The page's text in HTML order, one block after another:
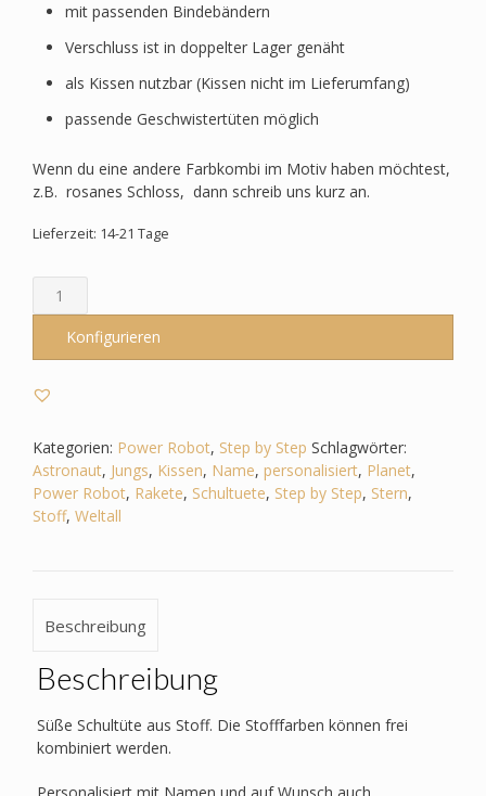
mit passenden Bindebändern
Verschluss ist in doppelter Lager genäht
als Kissen nutzbar (Kissen nicht im Lieferumfang)
passende Geschwistertüten möglich
Wenn du eine andere Farbkombi im Motiv haben möchtest,
z.B. rosanes Schloss, dann schreib uns kurz an.
Lieferzeit: 14-21 Tage
Schultüte
passend
Step
Step
Power
Robot
-
Weltall,
Menge
Konfigurieren
Kategorien: Power Robot, Step by Step Schlagwörter:
Astronaut, Jungs, Kissen, Name, personalisiert, Planet,
Power Robot, Rakete, Schultuete, Step by Step, Stern,
Stoff, Weltall
Beschreibung
Beschreibung
Süße Schultüte aus Stoff. Die Stofffarben können frei
kombiniert werden.
Personalisiert mit Namen und auf Wunsch auch